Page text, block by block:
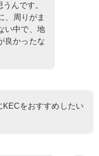
んです。
、周りがま
い中で、地
良かったな
KECをおすすめしたい